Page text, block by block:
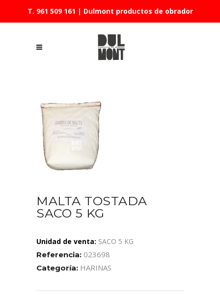
T. 961 509 161 | Dulmont productos de obrador
MALTA TOSTADA
SACO 5 KG
Unidad de venta: SACO 5 KG
Referencia: 023698
Categoría: HARINAS